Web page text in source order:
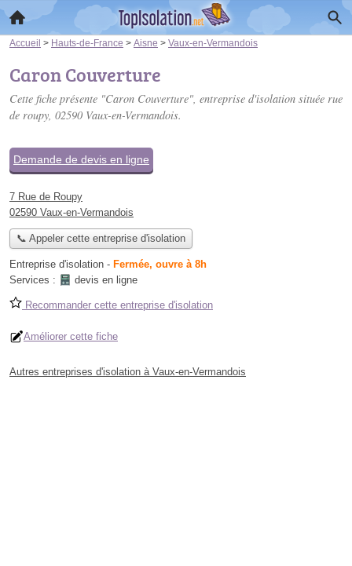
Accueil > Hauts-de-France > Aisne > Vaux-en-Vermandois
Caron Couverture
Cette fiche présente "Caron Couverture", entreprise d'isolation située rue
de roupy, 02590 Vaux-en-Vermandois.
Demande de devis en ligne
7 Rue de Roupy
02590 Vaux-en-Vermandois
📞 Appeler cette entreprise d'isolation
Entreprise d'isolation - Fermée, ouvre à 8h
Services :
devis en ligne
Recommander cette entreprise d'isolation
Améliorer cette fiche
Autres entreprises d'isolation à Vaux-en-Vermandois